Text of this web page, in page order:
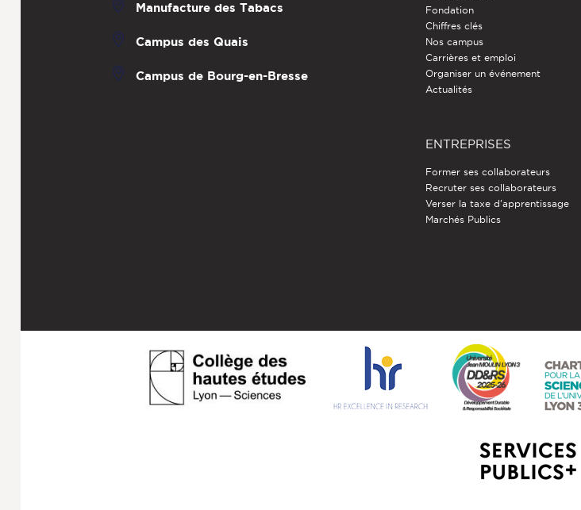
Manufacture des Tabacs
Campus des Quais
Campus de Bourg-en-Bresse
Fondation
Chiffres clés
Nos campus
Carrières et emploi
Organiser un événement
Actualités
ENTREPRISES
Former ses collaborateurs
Recruter ses collaborateurs
Verser la taxe d'apprentissage
Marchés Publics